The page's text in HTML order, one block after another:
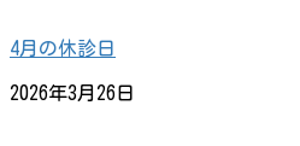
4月の休診日
2026年3月26日